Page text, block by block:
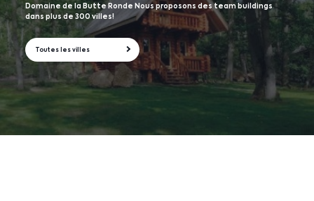
Domaine de la Butte Ronde Nous proposons des team buildings
dans plus de 300 villes!
Toutes les villes